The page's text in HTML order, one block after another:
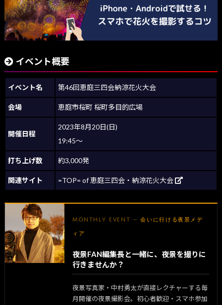
イベント概要
イベント名 第46回恵庭三四会納涼花火大会
会場 恵庭市桜町 桜町多目的広場
開催日程
2023年8月20日(日)
19:45～
打ち上げ数 約3,000発
関連サイト =TOP= of 恵庭三四会・納涼花火大会
MONTHLY EVENT — 会いに行ける夜景メデ
ィア
夜景FAN編集長と一緒に、夜景を撮りに
行きませんか？
夜景写真家・中村勇太が直接レクチャーする毎
月開催の夜景撮影会。初心者歓迎・スマホ参加